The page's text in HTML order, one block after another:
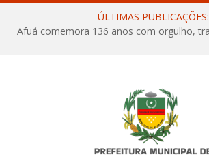
ÚLTIMAS PUBLICAÇÕES: